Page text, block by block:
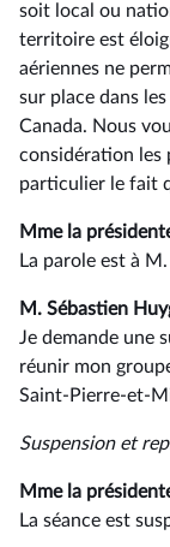
soit local ou
territoire est
aériennes ne
sur place dans
Canada. Nous
considération les
particulier le fait
Mme la
La parole est à
M. Sébastien
Je demande une
réunir mon
Saint-Pierre-et-
Suspension et
Mme la
La séance est